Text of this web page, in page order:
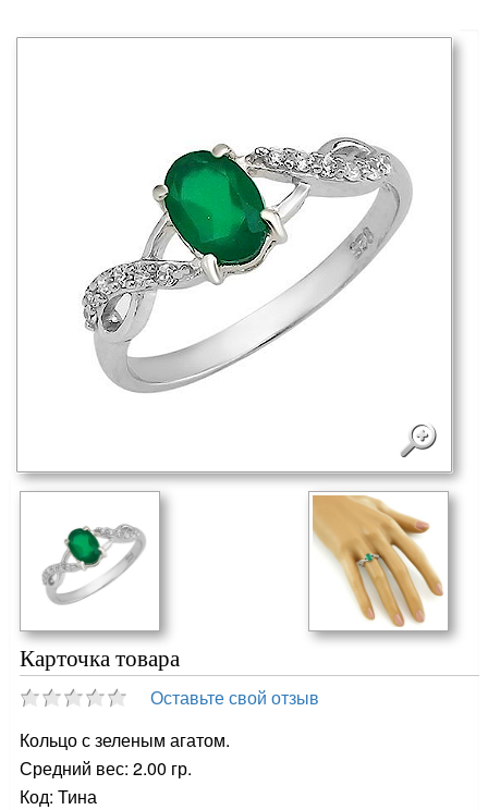
Карточка товара
Оставьте свой отзыв
Кольцо с зеленым агатом.
Средний вес: 2.00 гр.
Код: Тина